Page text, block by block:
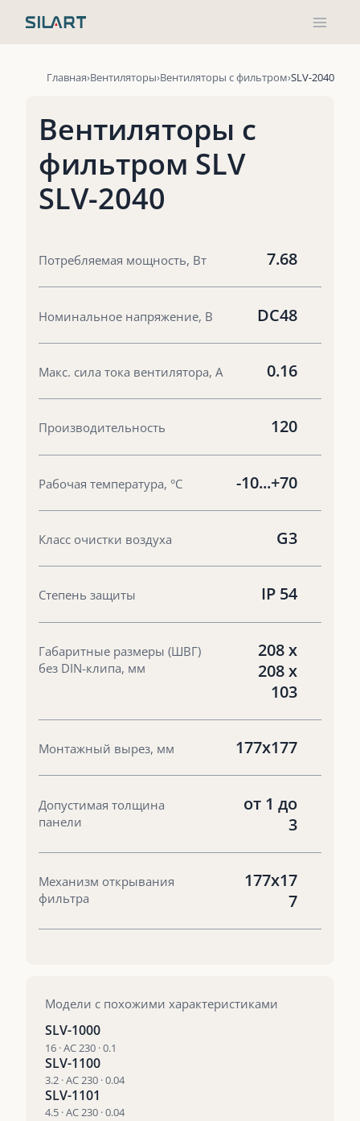
Главная Вентиляторы Вентиляторы с фильтром SLV-2040
Вентиляторы с
фильтром SLV
SLV-2040
Потребляемая мощность, Вт 7.68
Номинальное напряжение, В DC48
Макс. сила тока вентилятора, А 0.16
Производительность 120
Рабочая температура, °С -10...+70
Класс очистки воздуха G3
Степень защиты IP 54
Габаритные размеры (ШВГ)
без DIN-клипа, мм
208 х
208 х
103
Монтажный вырез, мм 177x177
Допустимая толщина
панели
от 1 до
3
Механизм открывания
фильтра
177x17
7
Модели с похожими характеристиками
SLV-1000
16 · AC 230 · 0.1
SLV-1100
3.2 · AC 230 · 0.04
SLV-1101
4.5 · AC 230 · 0.04